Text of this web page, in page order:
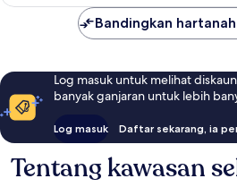
Bandingkan
Log masuk untuk melihat
banyak ganjaran untuk lebih
Log masuk Daftar sekarang, ia
Tentang kawasan